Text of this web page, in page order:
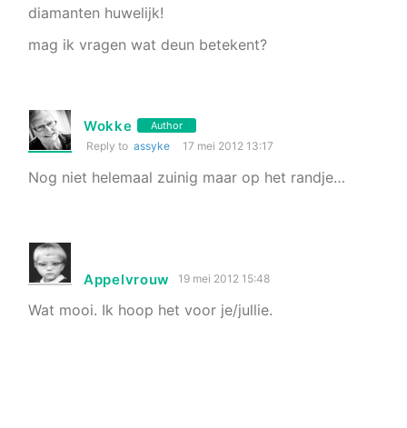
diamanten huwelijk!
mag ik vragen wat deun betekent?
Wokke Author
Reply to assyke 17 mei 2012 13:17
Nog niet helemaal zuinig maar op het randje…
Appelvrouw 19 mei 2012 15:48
Wat mooi. Ik hoop het voor je/jullie.